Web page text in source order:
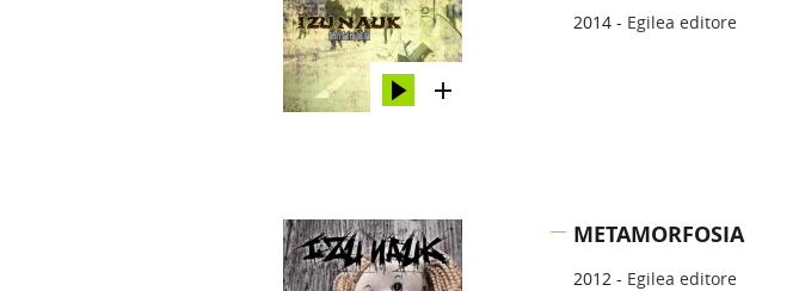
2014 - Egilea editore
METAMORFOSIA
2012 - Egilea editore